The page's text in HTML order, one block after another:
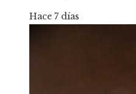
Hace 7 días